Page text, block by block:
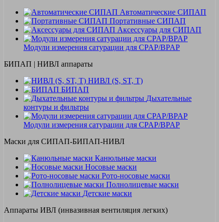
Автоматические СИПАП
Портативные СИПАП
Аксессуары для СИПАП
Модули измерения сатурации для CPAP/BPAP
БИПАП | НИВЛ аппараты
НИВЛ (S, ST, T)
БИПАП
Дыхательные
контуры и фильтры
Модули измерения сатурации для CPAP/BPAP
Маски для СИПАП-БИПАП-НИВЛ
Канюльные маски
Носовые маски
Рото-носовые маски
Полнолицевые маски
Детские маски
Аппараты ИВЛ (инвазивная вентиляция легких)